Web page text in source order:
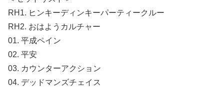
RH1. ヒンキーディンキーパーティークルー
RH2. おはようカルチャー
01. 平成ペイン
02. 平安
03. カウンターアクション
04. デッドマンズチェイス